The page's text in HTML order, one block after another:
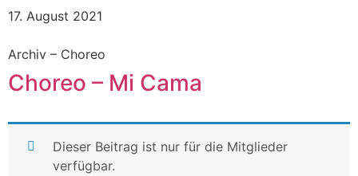
17. August 2021
Archiv – Choreo
Choreo – Mi Cama
Dieser Beitrag ist nur für die Mitglieder
verfügbar.